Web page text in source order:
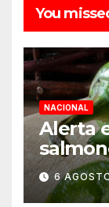
You
NACIONAL
Alerta
casos
6